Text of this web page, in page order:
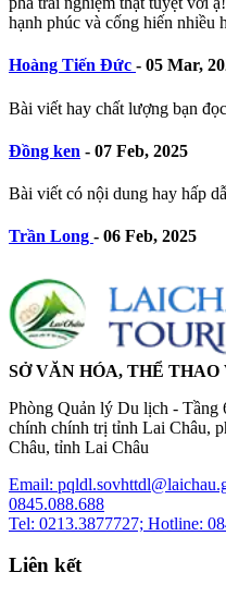
hạnh phúc và cống hiến nhiều
Hoàng Tiến Đức - 05 Mar,
Bài viết hay chất lượng bạn
Đồng ken - 07 Feb, 2025
Bài viết có nội dung hay hấp
Trần Long - 06 Feb, 2025
SỞ VĂN HÓA, THỂ
Phòng Quản lý Du lịch - Tầng
chính chính trị tỉnh Lai Châu,
Châu, tỉnh Lai Châu
Email:
0845.088.688
Tel: 0213.3877727; Hotline:
Liên kết